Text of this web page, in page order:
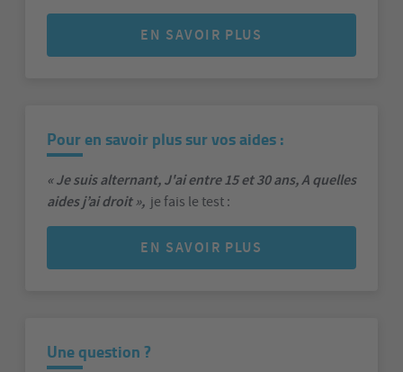
EN SAVOIR PLUS
Pour en savoir plus sur vos aides :
« Je suis alternant, J'ai entre 15 et 30 ans, A quelles
aides j’ai droit », je fais le test :
EN SAVOIR PLUS
Une question ?